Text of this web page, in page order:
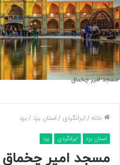
مسجد امیر چخماق
خانه /ایرانگردی /استان یزد /یزد
استان یزد ایرانگردی یزد
مسجد امیر چخماق